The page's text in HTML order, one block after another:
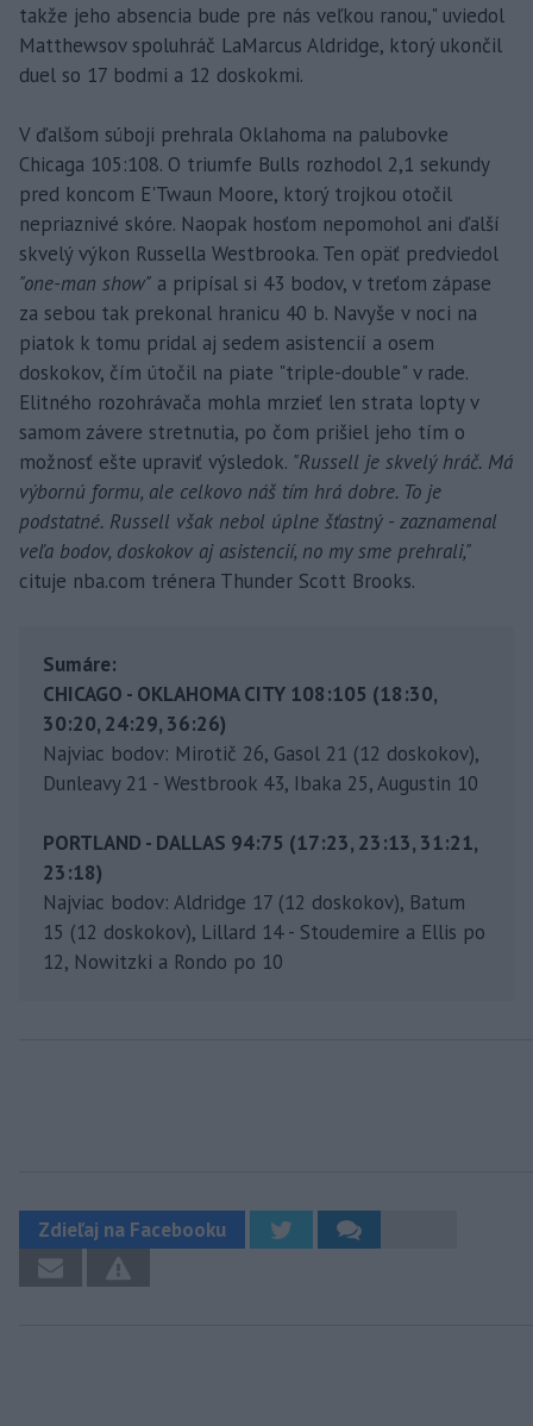
takže jeho absencia bude pre nás veľkou ranou," uviedol
Matthewsov spoluhráč LaMarcus Aldridge, ktorý ukončil
duel so 17 bodmi a 12 doskokmi.
V ďalšom súboji prehrala Oklahoma na palubovke
Chicaga 105:108. O triumfe Bulls rozhodol 2,1 sekundy
pred koncom E'Twaun Moore, ktorý trojkou otočil
nepriaznivé skóre. Naopak hosťom nepomohol ani ďalší
skvelý výkon Russella Westbrooka. Ten opäť predviedol
"one-man show" a pripísal si 43 bodov, v treťom zápase
za sebou tak prekonal hranicu 40 b. Navyše v noci na
piatok k tomu pridal aj sedem asistencií a osem
doskokov, čím útočil na piate "triple-double" v rade.
Elitného rozohrávača mohla mrzieť len strata lopty v
samom závere stretnutia, po čom prišiel jeho tím o
možnosť ešte upraviť výsledok. "Russell je skvelý hráč. Má
výbornú formu, ale celkovo náš tím hrá dobre. To je
podstatné. Russell však nebol úplne šťastný - zaznamenal
veľa bodov, doskokov aj asistencií, no my sme prehrali,"
cituje nba.com trénera Thunder Scott Brooks.
Sumáre:
CHICAGO - OKLAHOMA CITY 108:105 (18:30,
30:20, 24:29, 36:26)
Najviac bodov: Mirotič 26, Gasol 21 (12 doskokov),
Dunleavy 21 - Westbrook 43, Ibaka 25, Augustin 10
PORTLAND - DALLAS 94:75 (17:23, 23:13, 31:21,
23:18)
Najviac bodov: Aldridge 17 (12 doskokov), Batum
15 (12 doskokov), Lillard 14 - Stoudemire a Ellis po
12, Nowitzki a Rondo po 10
Zdieľaj na Facebooku